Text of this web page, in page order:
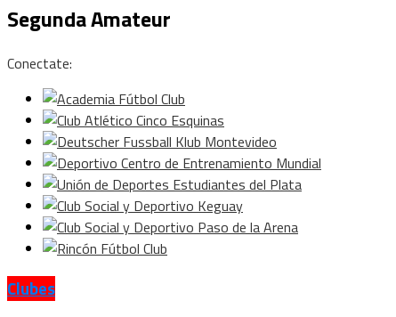
Segunda Amateur
Conectate:
Clubes